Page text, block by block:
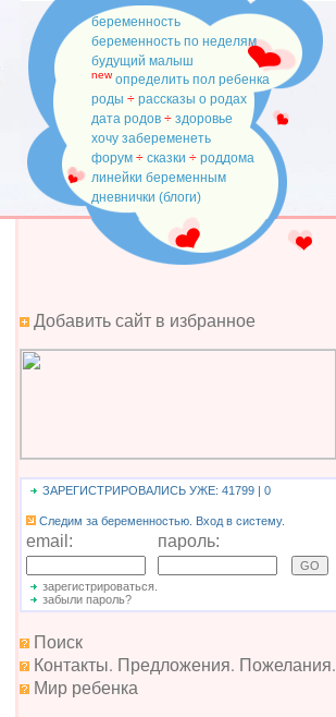
беременность
беременность по неделям
будущий малыш
new определить пол ребенка
роды ÷ рассказы о родах
дата родов ÷ здоровье
хочу забеременеть
форум ÷ сказки ÷ роддома
линейки беременным
дневнички (блоги)
Добавить сайт в избранное
ЗАРЕГИСТРИРОВАЛИСЬ УЖЕ: 41799 | 0
Следим за беременностью. Вход в систему.
email: пароль:
зарегистрироваться.
забыли пароль?
Поиск
Контакты. Предложения. Пожелания.
Мир ребенка